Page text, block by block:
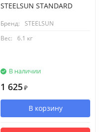
STEELSUN STANDARD
Бренд:
STEELSUN
Вес:
6.1 кг
В наличии
1 625 ₽
В корзину